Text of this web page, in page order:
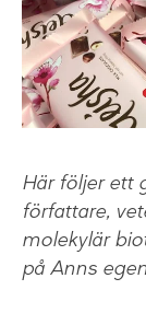
Här följer ett
författare,
molekylär
på Anns